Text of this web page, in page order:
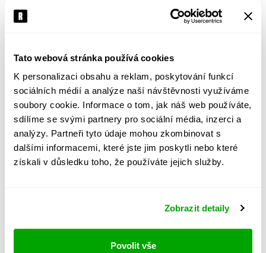
Tato webová stránka používá cookies
K personalizaci obsahu a reklam, poskytování funkcí
sociálních médií a analýze naší návštěvnosti využíváme
soubory cookie. Informace o tom, jak náš web používáte,
sdílíme se svými partnery pro sociální média, inzerci a
analýzy. Partneři tyto údaje mohou zkombinovat s
dalšími informacemi, které jste jim poskytli nebo které
získali v důsledku toho, že používáte jejich služby.
Zobrazit detaily
Povolit vše
Ulice
Město
PSČ
Stát